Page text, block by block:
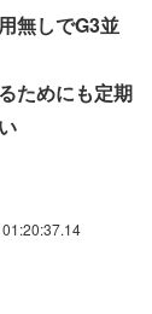
無しでG3並
ためにも定期
01:20:37.14